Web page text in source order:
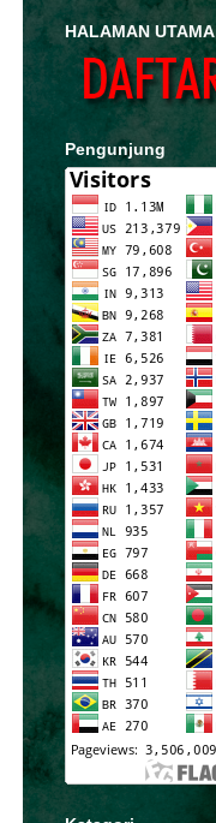
HALAMAN UTAMA
Pengunjung